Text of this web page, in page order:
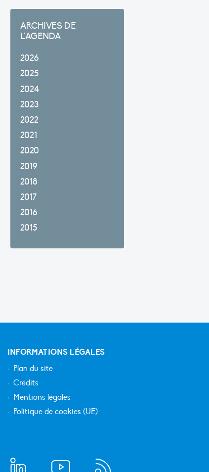
ARCHIVES DE
L'AGENDA
2026
2025
2024
2023
2022
2021
2020
2019
2018
2017
2016
2015
INFORMATIONS LÉGALES
Plan du site
Crédits
Mentions légales
Politique de cookies (UE)